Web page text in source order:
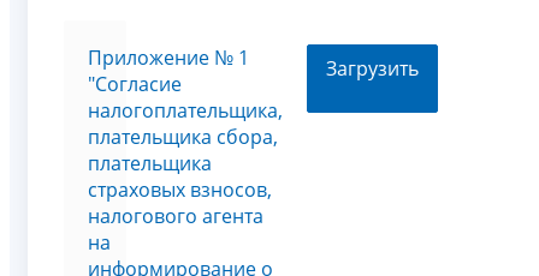
Приложение № 1
"Согласие
налогоплательщика,
плательщика сбора,
плательщика
страховых взносов,
налогового агента
на
информирование о
Загрузить